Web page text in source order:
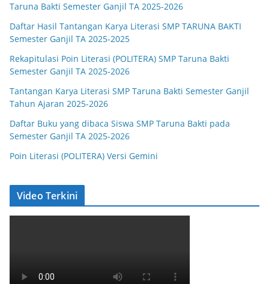
Taruna Bakti Semester Ganjil TA 2025-2026
Daftar Hasil Tantangan Karya Literasi SMP TARUNA BAKTI
Semester Ganjil TA 2025-2025
Rekapitulasi Poin Literasi (POLITERA) SMP Taruna Bakti
Semester Ganjil TA 2025-2026
Tantangan Karya Literasi SMP Taruna Bakti Semester Ganjil
Tahun Ajaran 2025-2026
Daftar Buku yang dibaca Siswa SMP Taruna Bakti pada
Semester Ganjil TA 2025-2026
Poin Literasi (POLITERA) Versi Gemini
Video Terkini